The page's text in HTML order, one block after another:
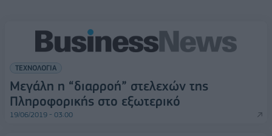
ΤΕΧΝΟΛΟΓΙΑ
Μεγάλη η “διαρροή” στελεχών της
Πληροφορικής στο εξωτερικό
19/06/2019 - 03:00